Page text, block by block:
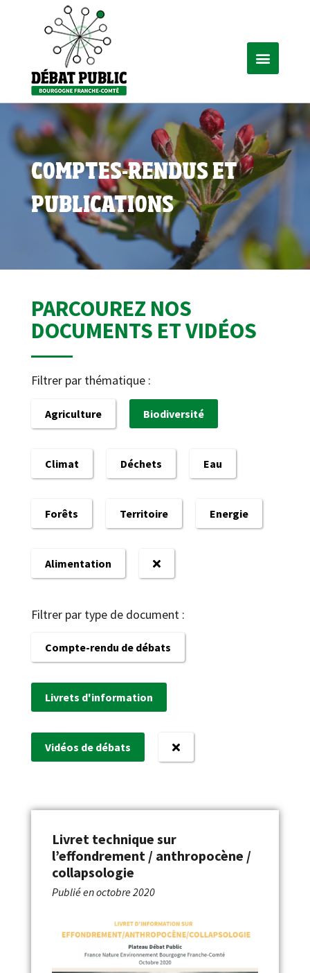
COMPTES-RENDUS ET
PUBLICATIONS
PARCOUREZ NOS
DOCUMENTS ET VIDÉOS
Filtrer par thématique :
Agriculture Biodiversité
Climat Déchets Eau
Forêts Territoire Energie
Alimentation
Filtrer par type de document :
Compte-rendu de débats
Livrets d'information
Vidéos de débats
Livret technique sur
l’effondrement / anthropocène /
collapsologie
Publié enoctobre 2020